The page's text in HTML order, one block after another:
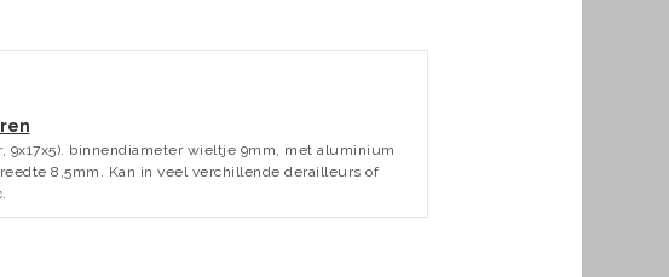
9x17x5). binnendiameter wieltje 9mm, met aluminium
8,5mm. Kan in veel verchillende derailleurs of